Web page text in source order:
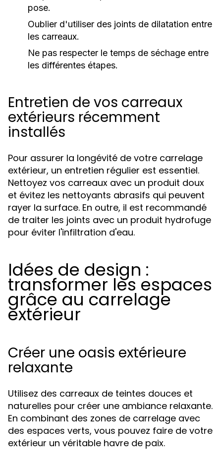
pose.
Oublier d'utiliser des joints de dilatation entre
les carreaux.
Ne pas respecter le temps de séchage entre
les différentes étapes.
Entretien de vos carreaux
extérieurs récemment
installés
Pour assurer la longévité de votre carrelage
extérieur, un entretien régulier est essentiel.
Nettoyez vos carreaux avec un produit doux
et évitez les nettoyants abrasifs qui peuvent
rayer la surface. En outre, il est recommandé
de traiter les joints avec un produit hydrofuge
pour éviter l'infiltration d'eau.
Idées de design :
transformer les espaces
grâce au carrelage
extérieur
Créer une oasis extérieure
relaxante
Utilisez des carreaux de teintes douces et
naturelles pour créer une ambiance relaxante.
En combinant des zones de carrelage avec
des espaces verts, vous pouvez faire de votre
extérieur un véritable havre de paix.